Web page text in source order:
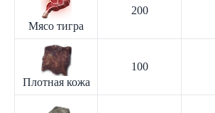
Мясо тигра
200
Плотная кожа
100